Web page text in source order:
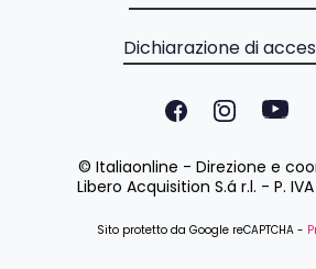
Dichiarazione di
© Italiaonline - Direzione e
Libero Acquisition S.á r.l. - P.
Sito protetto da Google reCAPTCHA -